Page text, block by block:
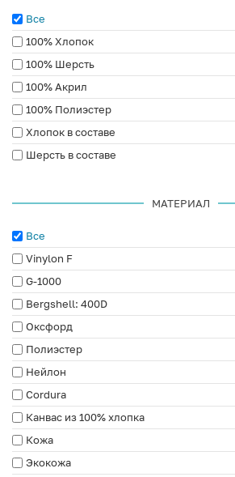
Все
100% Хлопок
100% Шерсть
100% Акрил
100% Полиэстер
Хлопок в составе
Шерсть в составе
МАТЕРИАЛ
Все
Vinylon F
G-1000
Bergshell: 400D
Оксфорд
Полиэстер
Нейлон
Cordura
Канвас из 100% хлопка
Кожа
Экокожа